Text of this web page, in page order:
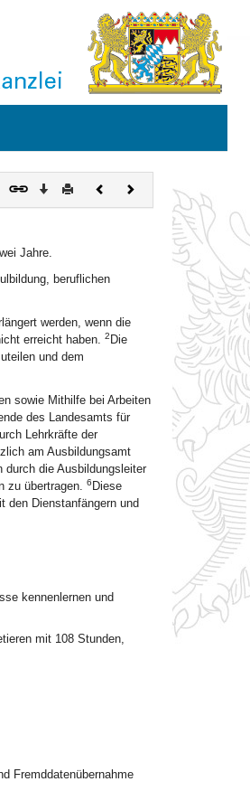
Download
DruckenVorherigesNächstes
Dokument
Jahre.
beruflichen
werden, wenn die
erreicht haben. 2 Die
und dem
sowie Mithilfe bei Arbeiten
des Landesamts für
Lehrkräfte der
am Ausbildungsamt
durch die Ausbildungsleiter
zu übertragen. 6 Diese
den Dienstanfängern und
kennenlernen und
mit 108 Stunden,
Fremddatenübernahme